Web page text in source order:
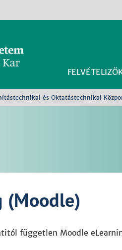
és Oktatástechnikai
(Moodle)
független Moodle